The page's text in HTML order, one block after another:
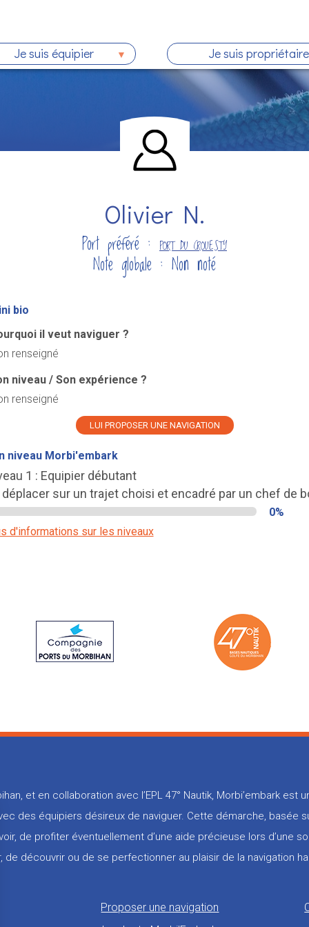
Je suis équipier Je suis propriétaire
Olivier N.
Port préféré : PORT DU CROUESTY
Note globale : Non noté
bio
il veut naviguer ?
renseigné
niveau / Son expérience ?
renseigné
LUI PROPOSER UNE NAVIGATION
niveau Morbi'embark
1 : Equipier débutant
déplacer sur un trajet choisi et encadré par un chef de
0%
d'informations sur les niveaux
et en collaboration avec l’EPL 47° Nautik, Morbi’embark
des équipiers désireux de naviguer. Cette démarche, basée
de profiter éventuellement d’une aide précieuse lors d’une
de découvrir ou de se perfectionner au plaisir de la navigation
Proposer une navigation